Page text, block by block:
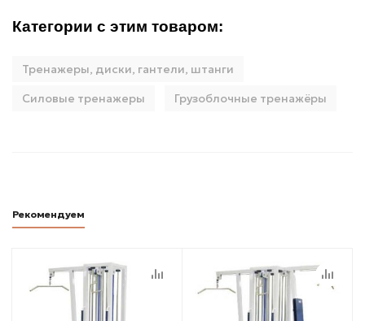
Категории с этим товаром:
Тренажеры, диски, гантели, штанги
Силовые тренажеры
Грузоблочные тренажёры
Рекомендуем